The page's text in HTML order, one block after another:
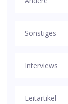
Sonstiges
Interviews
Leitartikel